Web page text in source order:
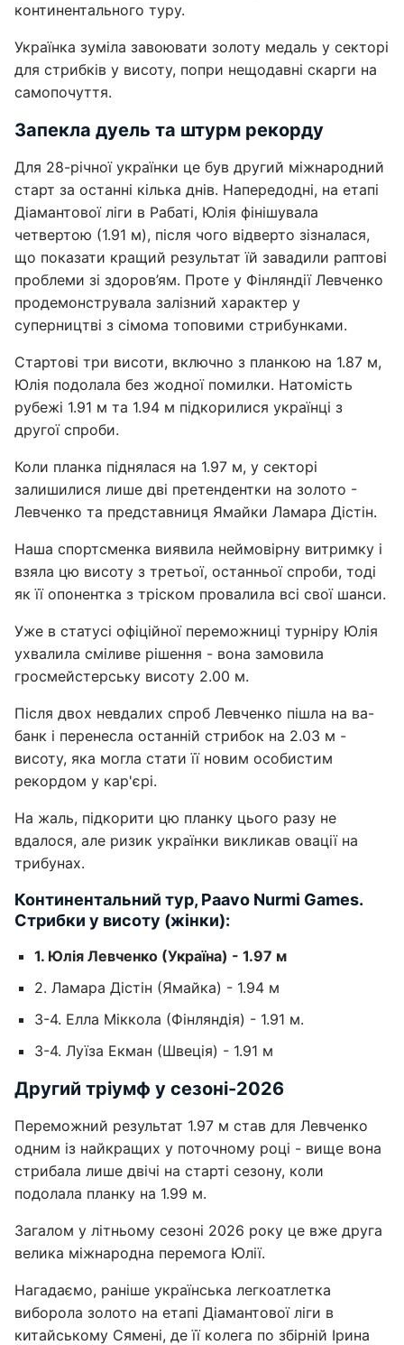
континентального туру.
Українка зуміла завоювати золоту медаль у секторі
для стрибків у висоту, попри нещодавні скарги на
самопочуття.
Запекла дуель та штурм рекорду
Для 28-річної українки це був другий міжнародний
старт за останні кілька днів. Напередодні, на етапі
Діамантової ліги в Рабаті, Юлія фінішувала
четвертою (1.91 м), після чого відверто зізналася,
що показати кращий результат їй завадили раптові
проблеми зі здоров’ям. Проте у Фінляндії Левченко
продемонструвала залізний характер у
суперництві з сімома топовими стрибунками.
Стартові три висоти, включно з планкою на 1.87 м,
Юлія подолала без жодної помилки. Натомість
рубежі 1.91 м та 1.94 м підкорилися українці з
другої спроби.
Коли планка піднялася на 1.97 м, у секторі
залишилися лише дві претендентки на золото -
Левченко та представниця Ямайки Ламара Дістін.
Наша спортсменка виявила неймовірну витримку і
взяла цю висоту з третьої, останньої спроби, тоді
як її опонентка з тріском провалила всі свої шанси.
Уже в статусі офіційної переможниці турніру Юлія
ухвалила сміливе рішення - вона замовила
гросмейстерську висоту 2.00 м.
Після двох невдалих спроб Левченко пішла на ва-
банк і перенесла останній стрибок на 2.03 м -
висоту, яка могла стати її новим особистим
рекордом у кар'єрі.
На жаль, підкорити цю планку цього разу не
вдалося, але ризик українки викликав овації на
трибунах.
Континентальний тур, Paavo Nurmi Games.
Стрибки у висоту (жінки):
1. Юлія Левченко (Україна) - 1.97 м
2. Ламара Дістін (Ямайка) - 1.94 м
3-4. Елла Міккола (Фінляндія) - 1.91 м.
3-4. Луїза Екман (Швеція) - 1.91 м
Другий тріумф у сезоні-2026
Переможний результат 1.97 м став для Левченко
одним із найкращих у поточному році - вище вона
стрибала лише двічі на старті сезону, коли
подолала планку на 1.99 м.
Загалом у літньому сезоні 2026 року це вже друга
велика міжнародна перемога Юлії.
Нагадаємо, раніше українська легкоатлетка
виборола золото на етапі Діамантової ліги в
китайському Сямені, де її колега по збірній Ірина